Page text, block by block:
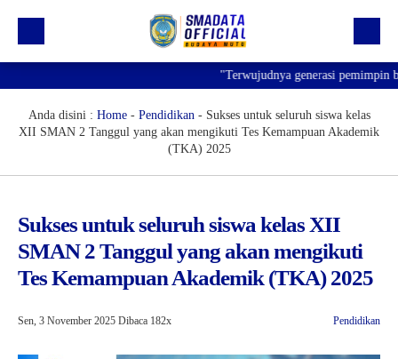
Profil
Prestasi
Informasi
Saluran Resmi WA
"Terwujudnya generasi pemimpin
Anda disini : Home- Pendidikan- Sukses untuk seluruh siswa kelas
XII SMAN 2 Tanggul yang akan mengikuti Tes Kemampuan Akademik
(TKA) 2025
Sukses untuk seluruh siswa kelas XII
SMAN 2 Tanggul yang akan mengikuti
Tes Kemampuan Akademik (TKA) 2025
Sen, 3 November 2025 Dibaca 182x Pendidikan